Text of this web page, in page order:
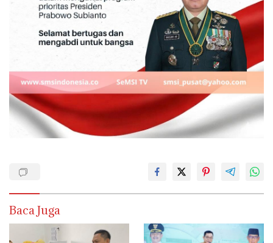
Baca Juga